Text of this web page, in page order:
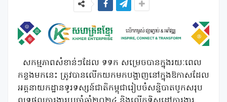
សកម្មភាពសំខាន់ៗដែល ទទក សម្រេចបានក្នុងរយៈពេល
កន្លងមកនេះ ត្រូវបានលើកយកមកបង្ហាញនៅក្នុងឱកាសដែល
អគ្គនាយកដ្ឋានទូរទស្សន៍ជាតិកម្ពុជារៀបចំសន្និបាតបូកសរុប